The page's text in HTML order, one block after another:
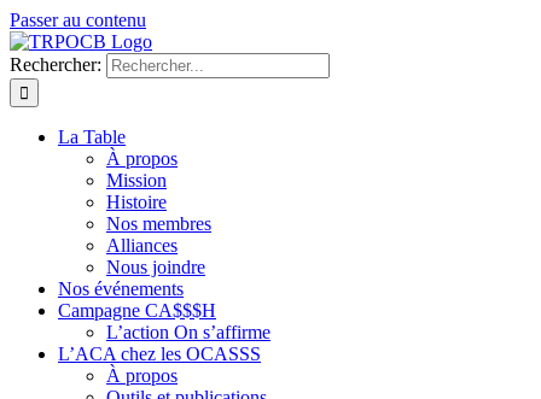
Passer au contenu
Rechercher:
La Table
À propos
Mission
Histoire
Nos membres
Alliances
Nous joindre
Nos événements
Campagne CA$$$H
L’action On s’affirme
L’ACA chez les OCASSS
À propos